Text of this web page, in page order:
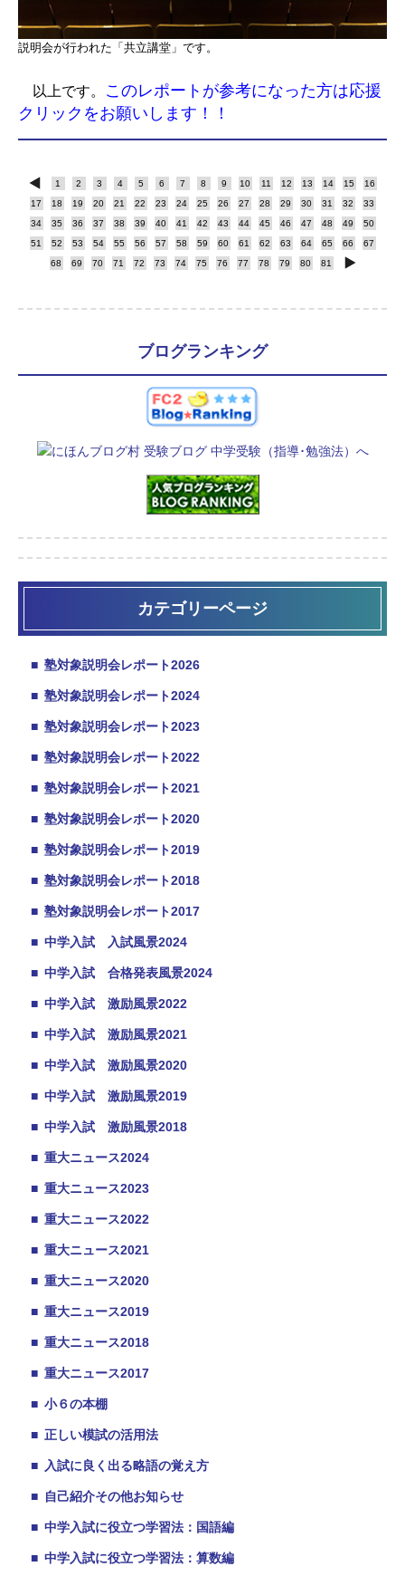
説明会が行われた「共立講堂」です。
以上です。
このレポートが参考になった方は応援
クリックをお願いします！！
1 2 3 4 5 6 7 8 9 10 11 12 13 14 15
16
17
18 19 20 21 22 23 24 25 26 27 28 29 30 31 32
33
34
35 36 37 38 39 40 41 42 43 44 45 46 47 48 49
50
51
52 53 54 55 56 57 58 59 60 61 62 63 64 65 66
67
68
69 70 71 72 73 74 75 76 77 78 79 80 81
ブログランキング
カテゴリーページ
■ 塾対象説明会レポート2026
■ 塾対象説明会レポート2024
■ 塾対象説明会レポート2023
■ 塾対象説明会レポート2022
■ 塾対象説明会レポート2021
■ 塾対象説明会レポート2020
■ 塾対象説明会レポート2019
■ 塾対象説明会レポート2018
■ 塾対象説明会レポート2017
■ 中学入試 入試風景2024
■ 中学入試 合格発表風景2024
■ 中学入試 激励風景2022
■ 中学入試 激励風景2021
■ 中学入試 激励風景2020
■ 中学入試 激励風景2019
■ 中学入試 激励風景2018
■ 重大ニュース2024
■ 重大ニュース2023
■ 重大ニュース2022
■ 重大ニュース2021
■ 重大ニュース2020
■ 重大ニュース2019
■ 重大ニュース2018
■ 重大ニュース2017
■ 小６の本棚
■ 正しい模試の活用法
■ 入試に良く出る略語の覚え方
■ 自己紹介その他お知らせ
■ 中学入試に役立つ学習法：国語編
■ 中学入試に役立つ学習法：算数編